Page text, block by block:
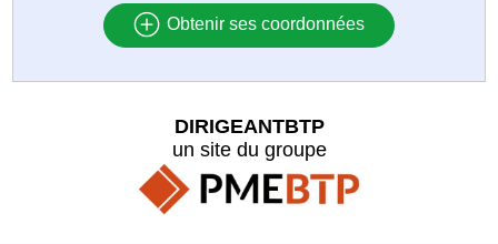
Obtenir ses coordonnées
DIRIGEANTBTP
un site du groupe